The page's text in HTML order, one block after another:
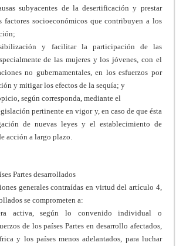
subyacentes de la desertificación y prestar
factores socioeconómicos que contribuyen a los
y facilitar la participación de las
de las mujeres y los jóvenes, con el
no gubernamentales, en los esfuerzos por
y mitigar los efectos de la sequía; y
según corresponda, mediante el
pertinente en vigor y, en caso de que ésta
de nuevas leyes y el establecimiento de
acción a largo plazo.
Partes desarrollados
generales contraídas en virtud del artículo 4,
se comprometen a:
activa, según lo convenido individual o
de los países Partes en desarrollo afectados,
y los países menos adelantados, para luchar